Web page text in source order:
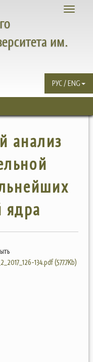
Toggle
им.
РУС / ENG
анализ
ядра
134.pdf (577.7Kb)